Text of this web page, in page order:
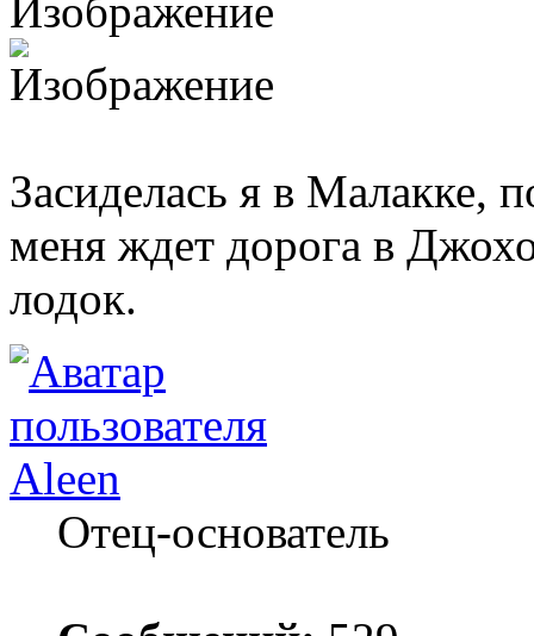
Засиделась я в Малакке,
меня ждет дорога в
лодок.
Aleen
Отец-основатель